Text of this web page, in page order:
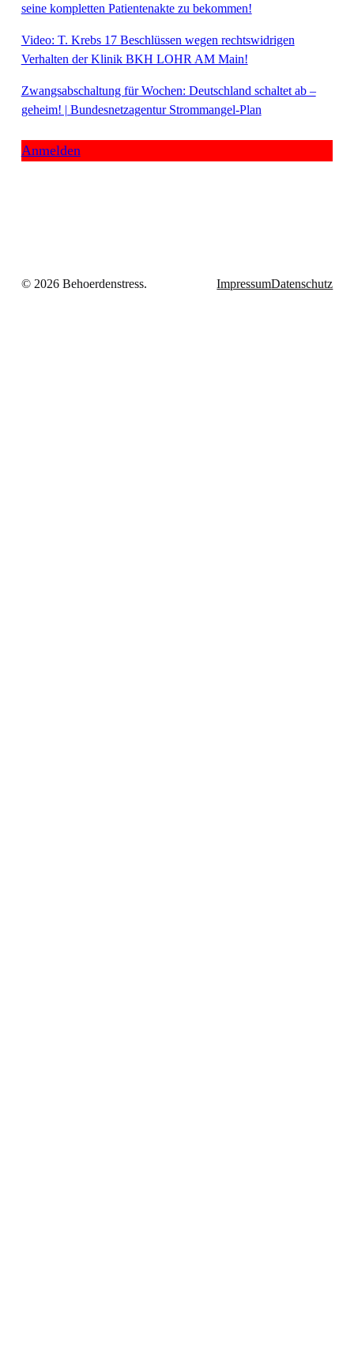
seine kompletten Patientenakte zu bekommen!
Video: T. Krebs 17 Beschlüssen wegen rechtswidrigen
Verhalten der Klinik BKH LOHR AM Main!
Zwangsabschaltung für Wochen: Deutschland schaltet ab –
geheim! | Bundesnetzagentur Strommangel-Plan
Anmelden
© 2026 Behoerdenstress. ImpressumDatenschutz